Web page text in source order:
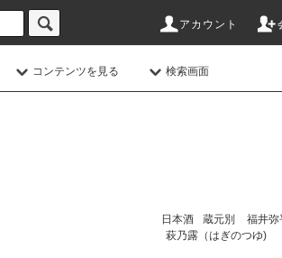
アカウント
コンテンツを見る 検索画面
日本酒 蔵元別
福井弥
萩乃露（はぎのつゆ)